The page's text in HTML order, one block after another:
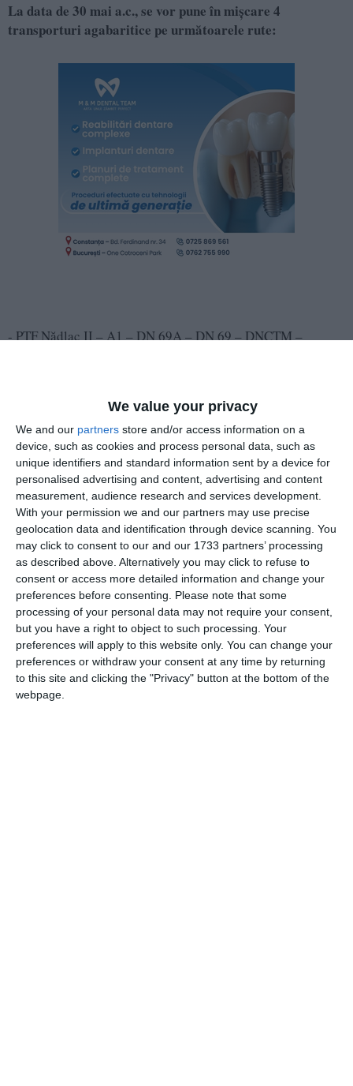
We value your privacy
We and our partners store and/or access information on a
device, such as cookies and process personal data, such as
unique identifiers and standard information sent by a device for
personalised advertising and content, advertising and content
measurement, audience research and services development.
With your permission we and our partners may use precise
geolocation data and identification through device scanning. You
may click to consent to our and our 1733 partners’ processing
as described above. Alternatively you may click to refuse to
consent or access more detailed information and change your
preferences before consenting. Please note that some
processing of your personal data may not require your consent,
but you have a right to object to such processing. Your
preferences will apply to this website only. You can change your
preferences or withdraw your consent at any time by returning
to this site and clicking the "Privacy" button at the bottom of the
webpage.
La data de 30 mai a.c., se vor pune în mișcare 4
transporturi agabaritice pe următoarele rute:
- PTF Nădlac II – A1 – DN 69A – DN 69 – DNCTM –
DN 6 – DN 66 – DN 6 – DN 65F – DEX 12 – A1 – DNCB –
A2 – DN 21 – DN 2A
– A4 – DN 39 – PTF Vama Veche; începând cu ora 22.00, 1
transport format dintr-un camion cu masa de 112 tone;
- PTF Agigea - DN 39A – DN 39 – A4 – DN 3 – DN 22C –
DN 2A – DN 21A – loc. Murgeanca; începând cu ora 22.00,
1 transport format din trei camioane cu înălțimea de 5,2
metri și mase cuprinse între 106,75 – 119,4 tone;
- PTF Nădlac II – A1 – A6 – DNVLU – DN6 - DNVOCS –
DN 6 – DNCDTS – int. DNCDTS/DJ 607A; 1 transport
format dintr-un camion cu masa de 106 tone;
Transporturile vor fi însoțite de echipaje de poliție rutieră,
potrivit INFOTRAFIC.